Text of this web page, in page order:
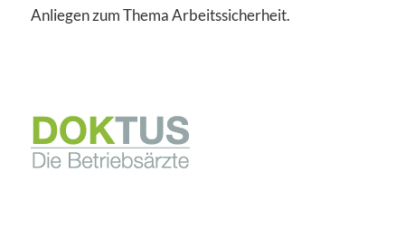
Anliegen zum Thema Arbeitssicherheit.